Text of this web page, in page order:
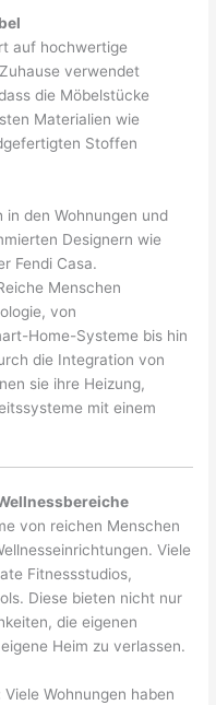
auf hochwertige
verwendet
die Möbelstücke
Materialien wie
Stoffen
in den Wohnungen und
Designern wie
Fendi Casa.
Menschen
von
Home-Systeme bis hin
die Integration von
sie ihre Heizung,
mit einem
von reichen Menschen
Viele
Fitnessstudios,
Diese bieten nicht nur
die eigenen
Heim zu verlassen.
Viele Wohnungen haben